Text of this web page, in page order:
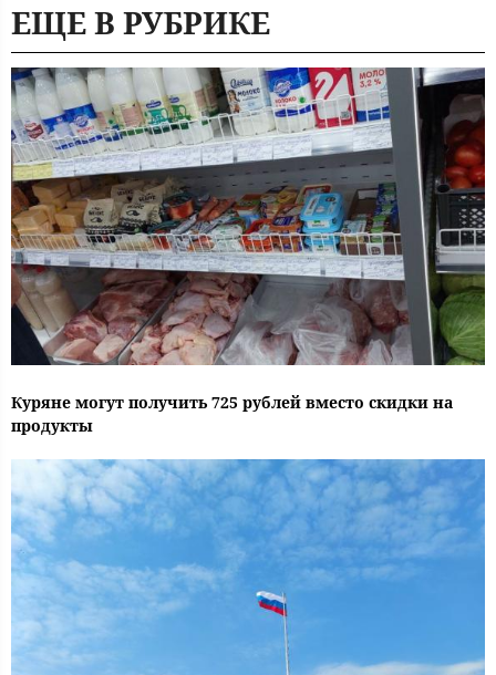
ЕЩЕ В РУБРИКЕ
Куряне могут получить 725 рублей вместо скидки на
продукты